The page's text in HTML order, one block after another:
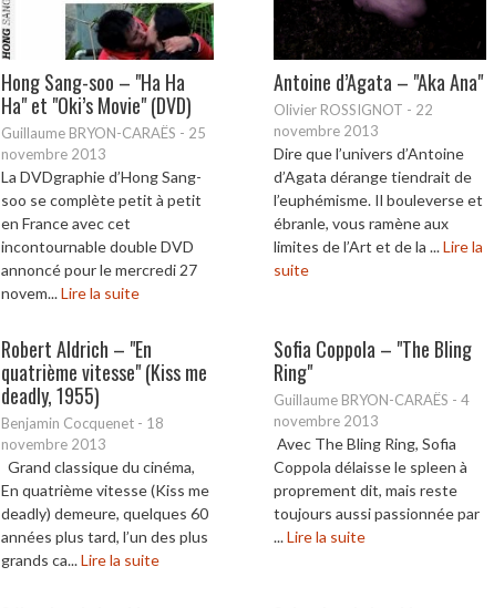
Hong Sang-soo – "Ha Ha
Ha" et "Oki’s Movie" (DVD)
Guillaume BRYON-CARAËS - 25
novembre 2013
La DVDgraphie d’Hong Sang-
soo se complète petit à petit
en France avec cet
incontournable double DVD
annoncé pour le mercredi 27
novem...Lire la suite
Antoine d’Agata – "Aka Ana"
Olivier ROSSIGNOT - 22
novembre 2013
Dire que l’univers d’Antoine
d’Agata dérange tiendrait de
l’euphémisme. Il bouleverse et
ébranle, vous ramène aux
limites de l’Art et de la ...Lire la
suite
Robert Aldrich – "En
quatrième vitesse" (Kiss me
deadly, 1955)
Benjamin Cocquenet - 18
novembre 2013
Grand classique du cinéma,
En quatrième vitesse (Kiss me
deadly) demeure, quelques 60
années plus tard, l’un des plus
grands ca...Lire la suite
Sofia Coppola – "The Bling
Ring"
Guillaume BRYON-CARAËS - 4
novembre 2013
Avec The Bling Ring, Sofia
Coppola délaisse le spleen à
proprement dit, mais reste
toujours aussi passionnée par
...Lire la suite